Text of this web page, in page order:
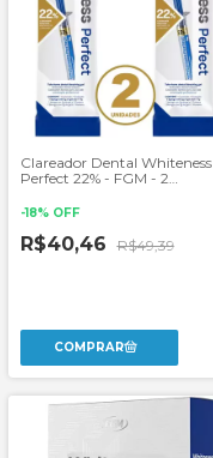
Clareador Dental Whiteness
Perfect 22% - FGM - 2
-18% OFF
R$40,46 R$49,39